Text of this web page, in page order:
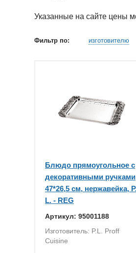
Указанные на сайте цены
Фильтр по: изготовителю
Блюдо прямоугольное с
декоративными ручками
47*26,5 см, нержавейка,
L. - REG
Артикул: 95001188
Изготовитель: P.L. Proff
Cuisine